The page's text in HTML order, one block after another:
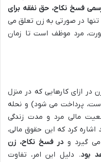
فسخ نکاح، حق نفقه برای
در صورتی به زن تعلق می
مرد موظف است تا زمان
در ازای کارهایی که در منزل
پرداخت می شود) و نحله
مالی مرد و مدت زندگی
کرد که این حقوق مالی،
گیرد و در فسخ نکاح، زن
بود. دلیل این امر، تفاوت